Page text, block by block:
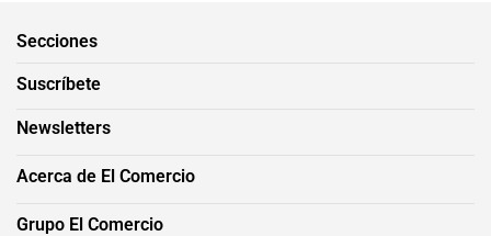
Secciones
Suscríbete
Newsletters
Acerca de El Comercio
Grupo El Comercio